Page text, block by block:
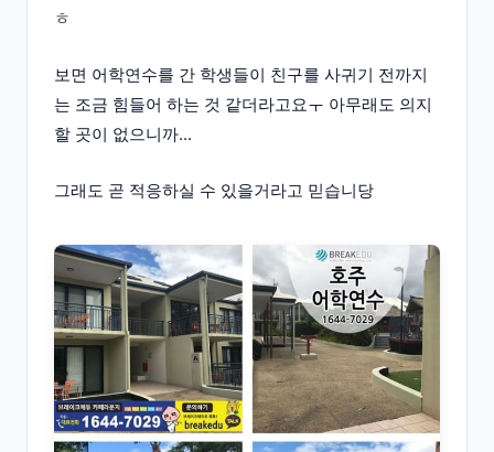
ㅎ
보면 어학연수를 간 학생들이 친구를 사귀기 전까지
는 조금 힘들어 하는 것 같더라고요ㅜ 아무래도 의지
할 곳이 없으니까...
그래도 곧 적응하실 수 있을거라고 믿습니당